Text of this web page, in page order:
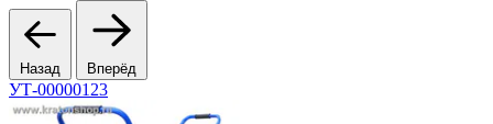
Назад Вперёд
УТ-00000123